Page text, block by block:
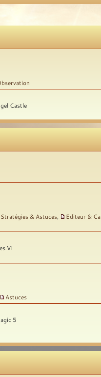
Castle
Stratégies & Astuces Editeur &
VI
Astuces
5